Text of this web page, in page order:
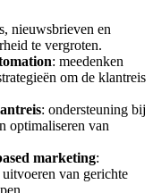
nieuwsbrieven en
te vergroten.
: meedenken
om de klantreis
: ondersteuning bij
optimaliseren van
marketing:
van gerichte